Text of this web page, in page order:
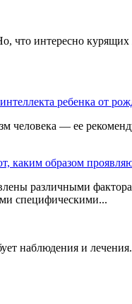
что интересно
ребенка от
человека — ее
каким образом
различными
специфическими...
наблюдения и